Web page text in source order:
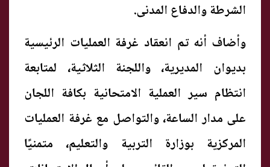
الشرطة والدفاع المدنى.
وأضاف أنه تم انعقاد غرفة العمليات الرئيسية
بديوان المديرية، واللجنة الثلاثية، لمتابعة
انتظام سير العملية الامتحانية بكافة اللجان
على مدار الساعة، والتواصل مع غرفة العمليات
المركزية بوزارة التربية والتعليم، متمنيًا